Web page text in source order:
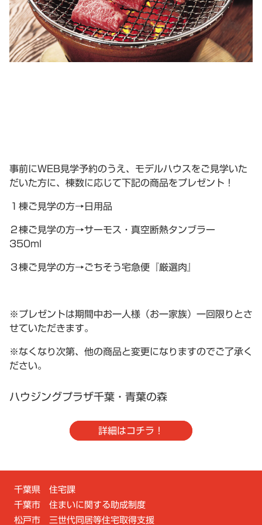
事前にWEB見学予約のうえ、モデルハウスをご見学いた
だいた方に、棟数に応じて下記の商品をプレゼント！
１棟ご見学の方→日用品
２棟ご見学の方→サーモス・真空断熱タンブラー
350ml
３棟ご見学の方→ごちそう宅急便『厳選肉』
※プレゼントは期間中お一人様（お一家族）一回限りとさ
せていただきます。
※なくなり次第、他の商品と変更になりますのでご了承く
ださい。
ハウジングプラザ千葉・青葉の森
詳細はコチラ！
千葉県 住宅課
千葉市 住まいに関する助成制度
松戸市 三世代同居等住宅取得支援